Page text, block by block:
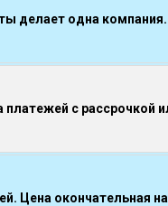
делает одна компания.
с рассрочкой
Цена окончательная